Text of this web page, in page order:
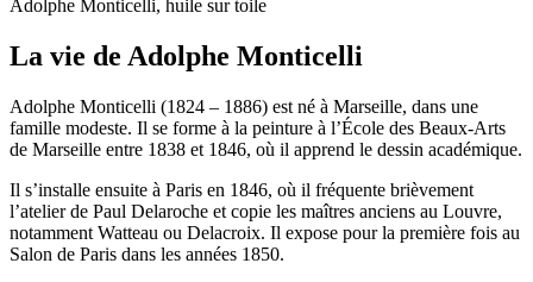
Adolphe Monticelli, huile sur toile
La vie de Adolphe Monticelli
Adolphe Monticelli (1824 – 1886) est né à Marseille, dans une
famille modeste. Il se forme à la peinture à l’École des Beaux-Arts
de Marseille entre 1838 et 1846, où il apprend le dessin académique.
Il s’installe ensuite à Paris en 1846, où il fréquente brièvement
l’atelier de Paul Delaroche et copie les maîtres anciens au Louvre,
notamment Watteau ou Delacroix. Il expose pour la première fois au
Salon de Paris dans les années 1850.